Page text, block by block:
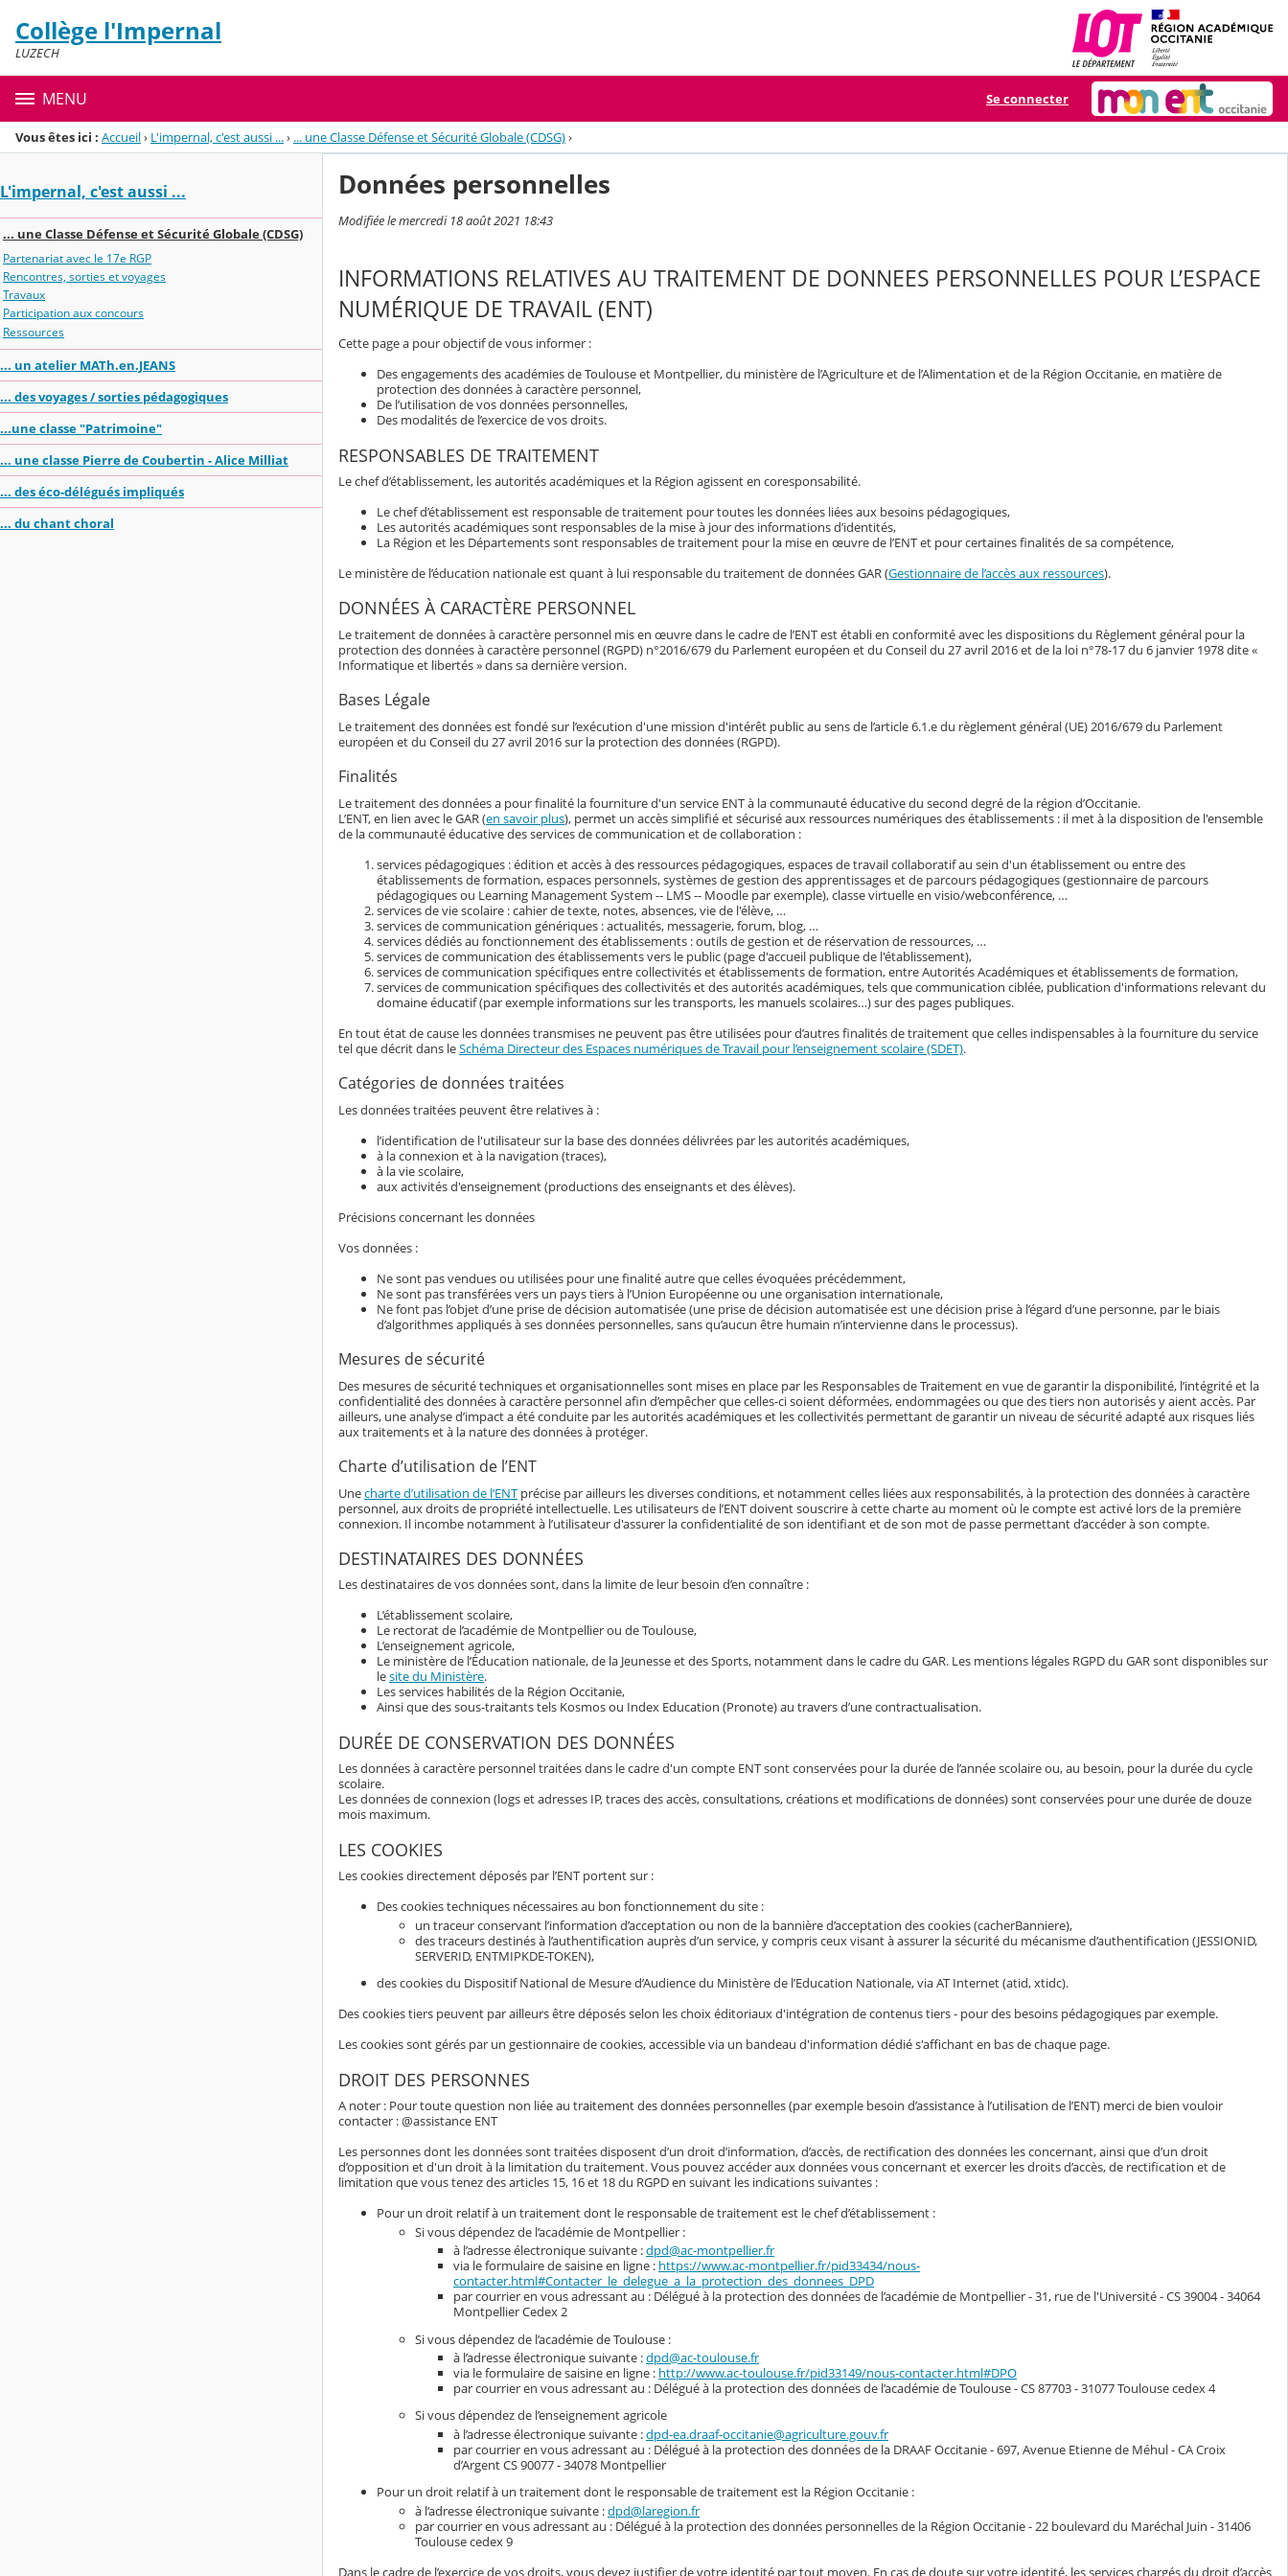
Menu de la rubrique
Contenu
Collège l'Impernal
LUZECH
MENU Se connecter
Vous êtes ici : Accueil› L'impernal, c'est aussi ...› ... une Classe Défense et Sécurité Globale (CDSG)›
L'impernal, c'est aussi ...
... une Classe Défense et Sécurité Globale (CDSG)
Partenariat avec le 17e RGP
Rencontres, sorties et voyages
Travaux
Participation aux concours
Ressources
... un atelier MATh.en.JEANS
... des voyages / sorties pédagogiques
...une classe "Patrimoine"
... une classe Pierre de Coubertin - Alice Milliat
... des éco-délégués impliqués
... du chant choral
Données personnelles
Modifiée le mercredi 18 août 2021 18:43
INFORMATIONS RELATIVES AU TRAITEMENT DE DONNEES PERSONNELLES POUR L’ESPACE
NUMÉRIQUE DE TRAVAIL (ENT)
Cette page a pour objectif de vous informer :
Des engagements des académies de Toulouse et Montpellier, du ministère de l’Agriculture et de l’Alimentation et de la Région Occitanie, en matière de
protection des données à caractère personnel,
De l’utilisation de vos données personnelles,
Des modalités de l’exercice de vos droits.
RESPONSABLES DE TRAITEMENT
Le chef d’établissement, les autorités académiques et la Région agissent en coresponsabilité.
Le chef d’établissement est responsable de traitement pour toutes les données liées aux besoins pédagogiques,
Les autorités académiques sont responsables de la mise à jour des informations d’identités,
La Région et les Départements sont responsables de traitement pour la mise en œuvre de l’ENT et pour certaines finalités de sa compétence,
Le ministère de l’éducation nationale est quant à lui responsable du traitement de données GAR (Gestionnaire de l’accès aux ressources).
DONNÉES À CARACTÈRE PERSONNEL
Le traitement de données à caractère personnel mis en œuvre dans le cadre de l’ENT est établi en conformité avec les dispositions du Règlement général pour la
protection des données à caractère personnel (RGPD) n°2016/679 du Parlement européen et du Conseil du 27 avril 2016 et de la loi n°78-17 du 6 janvier 1978 dite «
Informatique et libertés » dans sa dernière version.
Bases Légale
Le traitement des données est fondé sur l’exécution d'une mission d'intérêt public au sens de l’article 6.1.e du règlement général (UE) 2016/679 du Parlement
européen et du Conseil du 27 avril 2016 sur la protection des données (RGPD).
Finalités
Le traitement des données a pour finalité la fourniture d'un service ENT à la communauté éducative du second degré de la région d’Occitanie.
L’ENT, en lien avec le GAR (en savoir plus), permet un accès simplifié et sécurisé aux ressources numériques des établissements : il met à la disposition de l'ensemble
de la communauté éducative des services de communication et de collaboration :
services pédagogiques : édition et accès à des ressources pédagogiques, espaces de travail collaboratif au sein d'un établissement ou entre des
établissements de formation, espaces personnels, systèmes de gestion des apprentissages et de parcours pédagogiques (gestionnaire de parcours
pédagogiques ou Learning Management System -- LMS -- Moodle par exemple), classe virtuelle en visio/webconférence, …
services de vie scolaire : cahier de texte, notes, absences, vie de l'élève, …
services de communication génériques : actualités, messagerie, forum, blog, …
services dédiés au fonctionnement des établissements : outils de gestion et de réservation de ressources, …
services de communication des établissements vers le public (page d'accueil publique de l'établissement),
services de communication spécifiques entre collectivités et établissements de formation, entre Autorités Académiques et établissements de formation,
services de communication spécifiques des collectivités et des autorités académiques, tels que communication ciblée, publication d'informations relevant du
domaine éducatif (par exemple informations sur les transports, les manuels scolaires…) sur des pages publiques.
En tout état de cause les données transmises ne peuvent pas être utilisées pour d’autres finalités de traitement que celles indispensables à la fourniture du service
tel que décrit dans leSchéma Directeur des Espaces numériques de Travail pour l’enseignement scolaire (SDET).
Catégories de données traitées
Les données traitées peuvent être relatives à :
l’identification de l'utilisateur sur la base des données délivrées par les autorités académiques,
à la connexion et à la navigation (traces),
à la vie scolaire,
aux activités d'enseignement (productions des enseignants et des élèves).
Précisions concernant les données
Vos données :
Ne sont pas vendues ou utilisées pour une finalité autre que celles évoquées précédemment,
Ne sont pas transférées vers un pays tiers à l’Union Européenne ou une organisation internationale,
Ne font pas l’objet d’une prise de décision automatisée (une prise de décision automatisée est une décision prise à l’égard d’une personne, par le biais
d’algorithmes appliqués à ses données personnelles, sans qu’aucun être humain n’intervienne dans le processus).
Mesures de sécurité
Des mesures de sécurité techniques et organisationnelles sont mises en place par les Responsables de Traitement en vue de garantir la disponibilité, l’intégrité et la
confidentialité des données à caractère personnel afin d’empêcher que celles-ci soient déformées, endommagées ou que des tiers non autorisés y aient accès. Par
ailleurs, une analyse d’impact a été conduite par les autorités académiques et les collectivités permettant de garantir un niveau de sécurité adapté aux risques liés
aux traitements et à la nature des données à protéger.
Charte d’utilisation de l’ENT
Unecharte d’utilisation de l’ENT précise par ailleurs les diverses conditions, et notamment celles liées aux responsabilités, à la protection des données à caractère
personnel, aux droits de propriété intellectuelle. Les utilisateurs de l’ENT doivent souscrire à cette charte au moment où le compte est activé lors de la première
connexion. Il incombe notamment à l’utilisateur d'assurer la confidentialité de son identifiant et de son mot de passe permettant d’accéder à son compte.
DESTINATAIRES DES DONNÉES
Les destinataires de vos données sont, dans la limite de leur besoin d’en connaître :
L’établissement scolaire,
Le rectorat de l’académie de Montpellier ou de Toulouse,
L’enseignement agricole,
Le ministère de l’Éducation nationale, de la Jeunesse et des Sports, notamment dans le cadre du GAR. Les mentions légales RGPD du GAR sont disponibles sur
lesite du Ministère.
Les services habilités de la Région Occitanie,
Ainsi que des sous-traitants tels Kosmos ou Index Education (Pronote) au travers d’une contractualisation.
DURÉE DE CONSERVATION DES DONNÉES
Les données à caractère personnel traitées dans le cadre d'un compte ENT sont conservées pour la durée de l’année scolaire ou, au besoin, pour la durée du cycle
scolaire.
Les données de connexion (logs et adresses IP, traces des accès, consultations, créations et modifications de données) sont conservées pour une durée de douze
mois maximum.
LES COOKIES
Les cookies directement déposés par l’ENT portent sur :
Des cookies techniques nécessaires au bon fonctionnement du site :
un traceur conservant l’information d’acceptation ou non de la bannière d’acceptation des cookies (cacherBanniere),
des traceurs destinés à l’authentification auprès d’un service, y compris ceux visant à assurer la sécurité du mécanisme d’authentification (JESSIONID,
SERVERID, ENTMIPKDE-TOKEN),
des cookies du Dispositif National de Mesure d’Audience du Ministère de l’Education Nationale, via AT Internet (atid, xtidc).
Des cookies tiers peuvent par ailleurs être déposés selon les choix éditoriaux d'intégration de contenus tiers - pour des besoins pédagogiques par exemple.
Les cookies sont gérés par un gestionnaire de cookies, accessible via un bandeau d'information dédié s'affichant en bas de chaque page.
DROIT DES PERSONNES
A noter : Pour toute question non liée au traitement des données personnelles (par exemple besoin d’assistance à l’utilisation de l’ENT) merci de bien vouloir
contacter : @assistance ENT
Les personnes dont les données sont traitées disposent d’un droit d’information, d’accès, de rectification des données les concernant, ainsi que d’un droit
d’opposition et d'un droit à la limitation du traitement. Vous pouvez accéder aux données vous concernant et exercer les droits d’accès, de rectification et de
limitation que vous tenez des articles 15, 16 et 18 du RGPD en suivant les indications suivantes :
Pour un droit relatif à un traitement dont le responsable de traitement est le chef d’établissement :
Si vous dépendez de l’académie de Montpellier :
à l’adresse électronique suivante :dpd@ac-montpellier.fr
via le formulaire de saisine en ligne : https://www.ac-montpellier.fr/pid33434/nous-
contacter.html#Contacter_le_delegue_a_la_protection_des_donnees_DPD
par courrier en vous adressant au : Délégué à la protection des données de l’académie de Montpellier - 31, rue de l'Université - CS 39004 - 34064
Montpellier Cedex 2
Si vous dépendez de l’académie de Toulouse :
à l’adresse électronique suivante :dpd@ac-toulouse.fr
via le formulaire de saisine en ligne : http://www.ac-toulouse.fr/pid33149/nous-contacter.html#DPO
par courrier en vous adressant au : Délégué à la protection des données de l’académie de Toulouse - CS 87703 - 31077 Toulouse cedex 4
Si vous dépendez de l’enseignement agricole
à l’adresse électronique suivante :dpd-ea.draaf-occitanie@agriculture.gouv.fr
par courrier en vous adressant au : Délégué à la protection des données de la DRAAF Occitanie - 697, Avenue Etienne de Méhul - CA Croix
d’Argent CS 90077 - 34078 Montpellier
Pour un droit relatif à un traitement dont le responsable de traitement est la Région Occitanie :
à l’adresse électronique suivante :dpd@laregion.fr
par courrier en vous adressant au : Délégué à la protection des données personnelles de la Région Occitanie - 22 boulevard du Maréchal Juin - 31406
Toulouse cedex 9
Dans le cadre de l’exercice de vos droits, vous devez justifier de votre identité par tout moyen. En cas de doute sur votre identité, les services chargés du droit d’accès